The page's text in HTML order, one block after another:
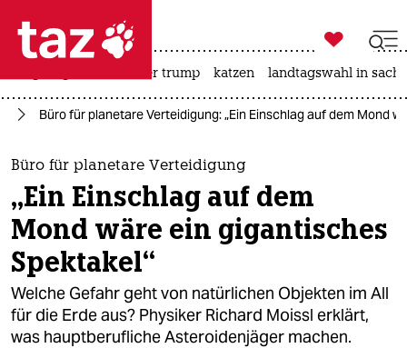
 taz zahl ich
taz zahl ich
themen
politik
öko
gesellschaft
kultur

taz zahl ich
usa unter trump katzen landtagswahl in
Büro für planetare Verteidigung: „Ein Einschlag auf dem Mond
Büro für planetare Verteidigung
„Ein Einschlag auf dem
Mond wäre ein gigantisches
Spektakel“
Welche Gefahr geht von natürlichen Objekten im All
für die Erde aus? Physiker Richard Moissl erklärt,
was hauptberufliche As­te­ro­iden­jä­ge­r machen.